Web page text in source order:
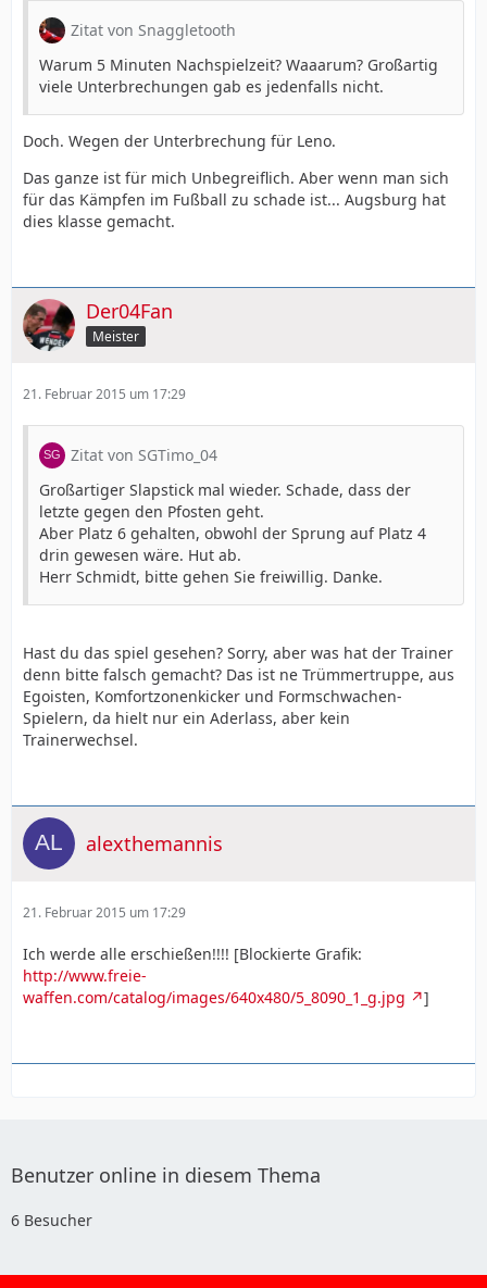
Zitat von Snaggletooth
Warum 5 Minuten Nachspielzeit? Waaarum? Großartig
viele Unterbrechungen gab es jedenfalls nicht.
Doch. Wegen der Unterbrechung für Leno.
Das ganze ist für mich Unbegreiflich. Aber wenn man sich
für das Kämpfen im Fußball zu schade ist... Augsburg hat
dies klasse gemacht.
Der04Fan
Meister
21. Februar 2015 um 17:29
Zitat von SGTimo_04
Großartiger Slapstick mal wieder. Schade, dass der
letzte gegen den Pfosten geht.
Aber Platz 6 gehalten, obwohl der Sprung auf Platz 4
drin gewesen wäre. Hut ab.
Herr Schmidt, bitte gehen Sie freiwillig. Danke.
Hast du das spiel gesehen? Sorry, aber was hat der Trainer
denn bitte falsch gemacht? Das ist ne Trümmertruppe, aus
Egoisten, Komfortzonenkicker und Formschwachen-
Spielern, da hielt nur ein Aderlass, aber kein
Trainerwechsel.
alexthemannis
21. Februar 2015 um 17:29
Ich werde alle erschießen!!!! [Blockierte Grafik:
http://www.freie-
waffen.com/catalog/images/640x480/5_8090_1_g.jpg
]
Benutzer online in diesem Thema
6 Besucher